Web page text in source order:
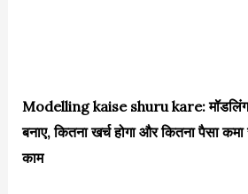
Modelling kaise shuru kare:
बनाए, कितना खर्च होगा और कितना पैसा
काम